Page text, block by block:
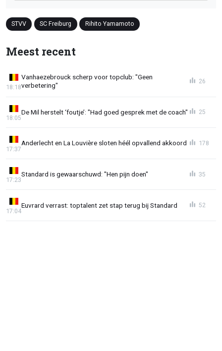
STVV SC Freiburg Rihito Yamamoto
Meest recent
Vanhaezebrouck scherp voor topclub: "Geen
verbetering"
18:18
26
De Mil herstelt ‘foutje’: "Had goed gesprek met de coach"
18:05
25
Anderlecht en La Louvière sloten héél opvallend akkoord
17:37
178
Standard is gewaarschuwd: "Hen pijn doen"
17:23
35
Euvrard verrast: toptalent zet stap terug bij Standard
17:04
52